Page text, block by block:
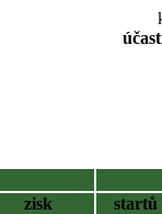
zisk
startů